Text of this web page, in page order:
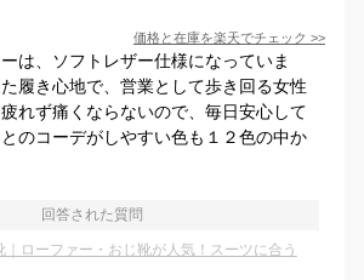
価格と在庫を楽天でチェック >>
は、ソフトレザー仕様になっていま
履き心地で、営業として歩き回る女性
れず痛くならないので、毎日安心して
のコーデがしやすい色も１２色の中か
回答された質問
ローファー・おじ靴が人気！スーツに合う